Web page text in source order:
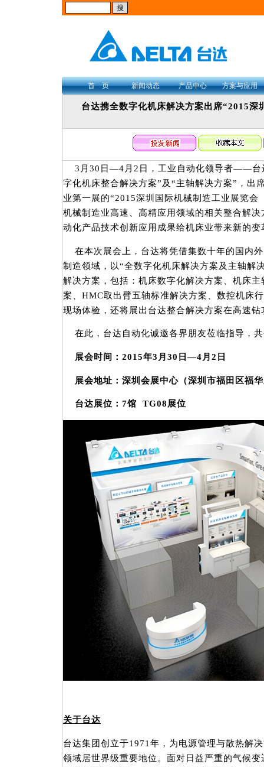
首 页 新闻动态 产品中心 方案与应用
台达携全数字化机床解决方案出席“2015深
3月30日—4月2日，工业自动化领导者——台
字化机床整合解决方案”及“主轴解决方案”，出
业第一展的“2015深圳国际机械制造工业展览会
机械制造业高速、高精应用领域的相关整合解
动化产品技术创新应用成果给机床业带来新的变
在本次展会上，台达将凭借集数十年的国内
制造领域，以“全数字化机床解决方案及主轴解
解决方案，包括：机床数字化解决方案、机床
案、HMC取出臂五轴标准解决方案、数控机床
现场体验，还将展出台达整合解决方案在高速
在此，台达自动化诚邀各界朋友莅临指导，
展会时间：2015年3月30日—4月2日
展会地址：深圳会展中心（深圳市福田区福
台达展位：7馆 TG08展位
关于台达
台达集团创立于1971年，为电源管理与散热解
领域居世界级重要地位。面对日益严重的气候